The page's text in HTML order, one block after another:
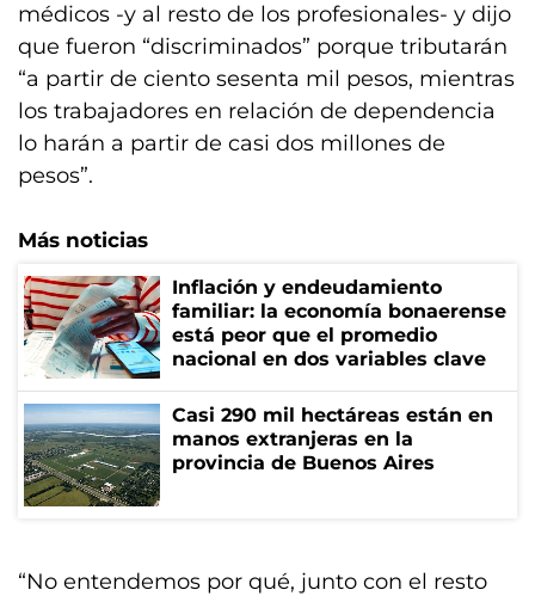
médicos -y al resto de los profesionales- y dijo
que fueron “discriminados” porque tributarán
“a partir de ciento sesenta mil pesos, mientras
los trabajadores en relación de dependencia
lo harán a partir de casi dos millones de
pesos”.
Más noticias
Inflación y endeudamiento
familiar: la economía bonaerense
está peor que el promedio
nacional en dos variables clave
Casi 290 mil hectáreas están en
manos extranjeras en la
provincia de Buenos Aires
“No entendemos por qué, junto con el resto